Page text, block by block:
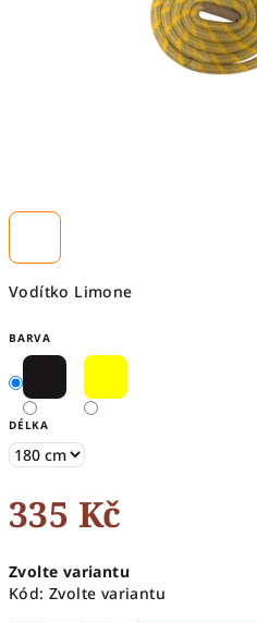
Vodítko Limone
BARVA
DÉLKA
335 Kč
cena:
Zvolte variantu
Kód: Zvolte variantu